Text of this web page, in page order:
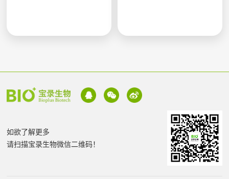
如欲了解更多
请扫描宝录生物微信二维码！